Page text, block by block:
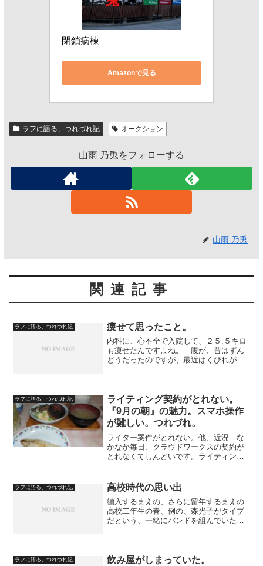
閉鎖病棟
Amazonで見る
ラフに語る、つれづれ記 オークション
山雨 乃兎をフォローする
山雨 乃兎
関連記事
ラフに語る、つれづれ記 痩せて思ったこと。
内科に、心不全で入院して、２５.５キロ
も痩せたんですよね。 腹が、昔はずん
どうだったのですが、最近はくびれが出
きたんですね。 自身でウ...
ラフに語る、つれづれ記
ライティング契約がとれない。
『9月の朝』の魅力。スマホ操作
が難しい。つれづれ。
ライター案件がとれない。他、近況 な
かなか毎日、クラウドワークスの契約が
とれなくてしんどいです。ライティング
一度くらいは、買い物で歩いていま
す。 原稿だけは、毎日書いて...
ラフに語る、つれづれ記 高校時代の思い出
編入するまえの、さらに留年するまえの
高校二年生の春、例の、森光子がタイプ
だという、一緒にバンドを組んでいた友
「実は、山雨くん、君に謝らん...
ラフに語る、つれづれ記 飲み屋がしまっていた。